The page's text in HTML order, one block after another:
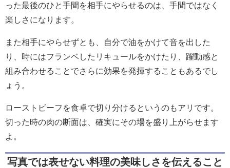
った最後のひと手間を相手にやらせるのは、手間ではなく
楽しさになります。
また相手にやらせずとも、自分で油をかけて音を出した
り、時にはフランベしたリキュールをかけたり、躍動感と
組み合わせることでさらに効果を発揮することもあるでし
ょう。
ローストビーフを食卓で切り分けるというのもアリです。
切った時の肉の断面は、確実にその場を盛り上がらせます
よ。
写真では表せない料理の美味しさを伝えること